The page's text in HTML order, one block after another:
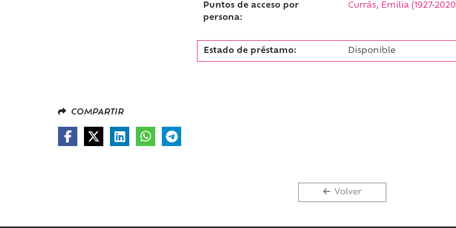
Puntos de acceso por
persona:
Currás, Emilia (1927-
Estado de préstamo: Disponible
COMPARTIR
Volver